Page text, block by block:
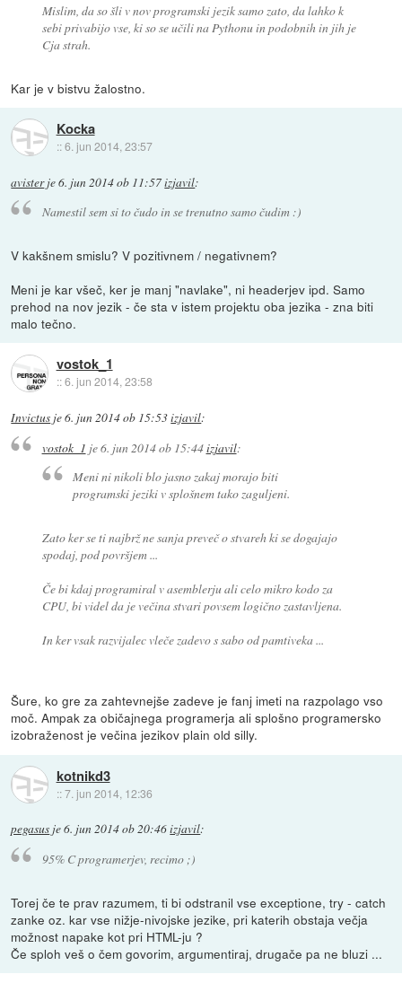
Mislim, da so šli v nov programski jezik samo zato, da lahko k
sebi privabijo vse, ki so se učili na Pythonu in podobnih in jih je
Cja strah.
Kar je v bistvu žalostno.
Kocka
::6. jun 2014, 23:57
avisterje6. jun 2014 ob 11:57izjavil:
Namestil sem si to čudo in se trenutno samo čudim :)
V kakšnem smislu? V pozitivnem / negativnem?
Meni je kar všeč, ker je manj "navlake", ni headerjev ipd. Samo
prehod na nov jezik - če sta v istem projektu oba jezika - zna biti
malo tečno.
vostok_1
::6. jun 2014, 23:58
Invictus je6. jun 2014 ob 15:53izjavil:
vostok_1 je6. jun 2014 ob 15:44izjavil:
Meni ni nikoli blo jasno zakaj morajo biti
programski jeziki v splošnem tako zaguljeni.
Zato ker se ti najbrž ne sanja preveč o stvareh ki se dogajajo
spodaj, pod površjem ...
Če bi kdaj programiral v asemblerju ali celo mikro kodo za
CPU, bi videl da je večina stvari povsem logično zastavljena.
In ker vsak razvijalec vleče zadevo s sabo od pamtiveka ...
Šure, ko gre za zahtevnejše zadeve je fanj imeti na razpolago vso
moč. Ampak za običajnega programerja ali splošno programersko
izobraženost je večina jezikov plain old silly.
kotnikd3
::7. jun 2014, 12:36
pegasus je6. jun 2014 ob 20:46izjavil:
95% C programerjev, recimo ;)
Torej če te prav razumem, ti bi odstranil vse exceptione, try - catch
zanke oz. kar vse nižje-nivojske jezike, pri katerih obstaja večja
možnost napake kot pri HTML-ju ?
Če sploh veš o čem govorim, argumentiraj, drugače pa ne bluzi ...